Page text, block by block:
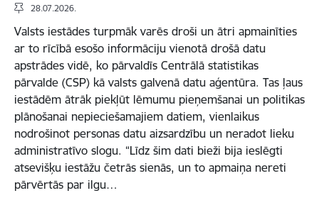
28.07.2026.
Valsts iestādes turpmāk varēs droši un ātri apmainīties
ar to rīcībā esošo informāciju vienotā drošā datu
apstrādes vidē, ko pārvaldīs Centrālā statistikas
pārvalde (CSP) kā valsts galvenā datu aģentūra. Tas ļaus
iestādēm ātrāk piekļūt lēmumu pieņemšanai un politikas
plānošanai nepieciešamajiem datiem, vienlaikus
nodrošinot personas datu aizsardzību un neradot lieku
administratīvo slogu. “Līdz šim dati bieži bija ieslēgti
atsevišķu iestāžu četrās sienās, un to apmaiņa nereti
pārvērtās par ilgu…